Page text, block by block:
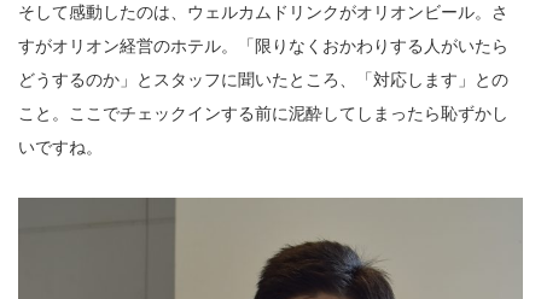
そして感動したのは、ウェルカムドリンクがオリオンビール。さ
すがオリオン経営のホテル。「限りなくおかわりする人がいたら
どうするのか」とスタッフに聞いたところ、「対応します」との
こと。ここでチェックインする前に泥酔してしまったら恥ずかし
いですね。